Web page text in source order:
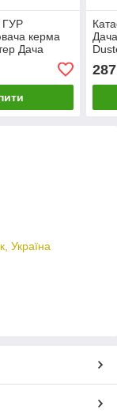
ГУР
керма
Дача
287
Україна